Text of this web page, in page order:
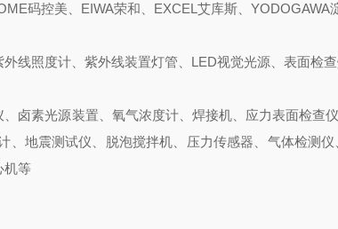
码控美、EIWA荣和、EXCEL艾库斯、YODOGAWA
线照度计、紫外线装置灯管、LED视觉光源、表面检
卤素光源装置、氧气浓度计、焊接机、应力表面检查
、地震测试仪、脱泡搅拌机、压力传感器、气体检测
机等